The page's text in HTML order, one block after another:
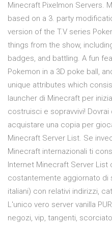
Minecraft Pixelmon Servers.
based on a 3. party
version of the T.V series
things from the show,
badges, and battling. A fun
Pokemon in a 3D poke ball,
unique attributes which
launcher di Minecraft per
costruisci e sopravvivi!
acquistare una copia per
Minecraft Server List. Se
Minecraft internazionali ti
Internet Minecraft Server List
costantemente aggiornato di
italiani) con relativi indirizzi,
L'unico vero server vanilla
negozi, vip, tangenti,